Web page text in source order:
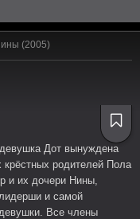
(2005)
Дот вынуждена
крёстных родителей Пола
и их дочери Нины,
и самой
Все члены